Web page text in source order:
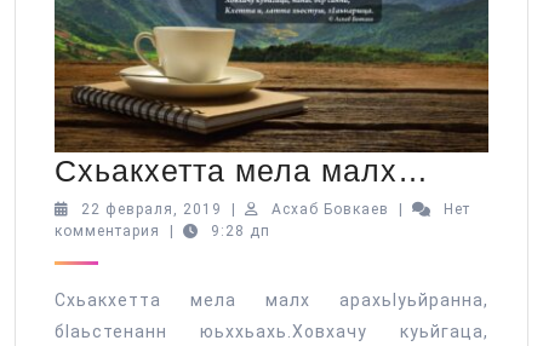
Схьакхетта мела малх…
мела
22 февраля, 2019 22
февраля,
| Асхаб Бовкаев Асхаб
|
Нет
комментария
| 9:28 дп
Схьакхетта мела малх арахьӀуьйранна,
бӏаьстенанн юьххьахь.Ховхачу куьйгаца,